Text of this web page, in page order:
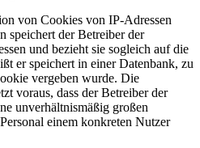
von Cookies von IP-Adressen
speichert der Betreiber der
und bezieht sie sogleich auf die
er speichert in einer Datenbank, zu
vergeben wurde. Die
voraus, dass der Betreiber der
unverhältnismäßig großen
einem konkreten Nutzer